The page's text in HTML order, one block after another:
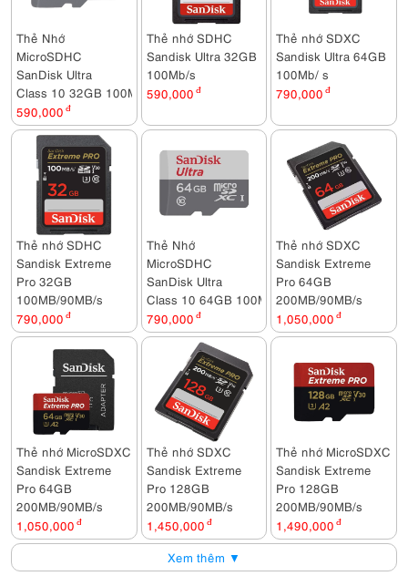
Thẻ Nhớ
MicroSDHC
SanDisk Ultra
Class 10 32GB 100MB/s
590,000 đ
Thẻ nhớ SDHC
Sandisk Ultra 32GB
100Mb/s
590,000 đ
Thẻ nhớ SDXC
Sandisk Ultra 64GB
100Mb/ s
790,000 đ
Thẻ nhớ SDHC
Sandisk Extreme
Pro 32GB
100MB/90MB/s
790,000 đ
Thẻ Nhớ
MicroSDHC
SanDisk Ultra
Class 10 64GB 100MB/s
790,000 đ
Thẻ nhớ SDXC
Sandisk Extreme
Pro 64GB
200MB/90MB/s
1,050,000 đ
Thẻ nhớ MicroSDXC
Sandisk Extreme
Pro 64GB
200MB/90MB/s
1,050,000 đ
Thẻ nhớ SDXC
Sandisk Extreme
Pro 128GB
200MB/90MB/s
1,450,000 đ
Thẻ nhớ MicroSDXC
Sandisk Extreme
Pro 128GB
200MB/90MB/s
1,490,000 đ
Xem thêm ▼